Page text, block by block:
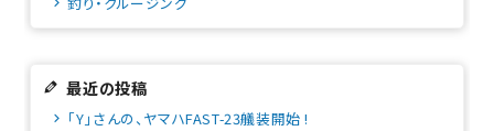
最近の投稿
「Y」さんの、ヤマハFAST-23艤装開始 !